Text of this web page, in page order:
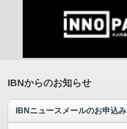
IBNからのお知らせ
IBNニュースメールのお申込み